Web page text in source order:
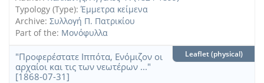
Typology (Type):Έμμετρα κείμενα
Archive: Συλλογή Π. Πατρικίου
Part of the: Μονόφυλλα
"Προφερέστατε Ιππότα, Ενόμιζον οι
αρχαίοι και τις των νεωτέρων ..."
[1868-07-31]
Leaflet (physical)